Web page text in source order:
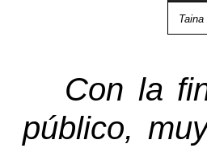
Con la
público,